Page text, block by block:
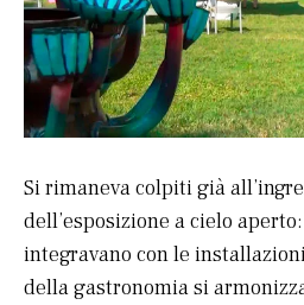
Si rimaneva colpiti già
dell’esposizione a cielo
integravano con le
della gastronomia si